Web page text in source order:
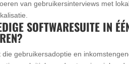
van gebruikersinterviews met
SOFTWARESUITE IN
gebruikersadoptie en